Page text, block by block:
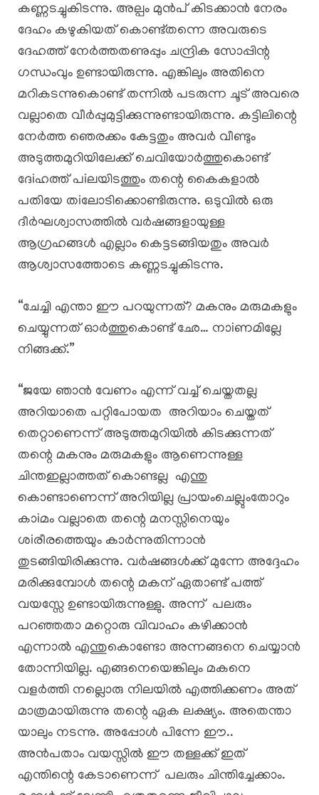
കണ്ണടച്ചുകിടന്നു. അല്പം മുൻപ് കിടക്കാൻ നേരം
ദേഹം കഴുകിയത് കൊണ്ട്തന്നെ അവരുടെ
ദേഹത്ത് നേർത്തതണുപ്പും ചന്ദ്രിക സോപ്പിന്റ
ഗന്ധംവും ഉണ്ടായിരുന്നു. എങ്കിലും അതിനെ
മറികടന്നുകൊണ്ട് തന്നിൽ പടരുന്ന ചൂട് അവരെ
വല്ലാതെ വീർപ്പുമുട്ടിക്കുന്നുണ്ടായിരുന്നു. കട്ടിലിന്റെ
നേർത്ത ഞെരക്കം കേട്ടതും അവർ വീണ്ടും
അടുത്തമുറിയിലേക്ക് ചെവിയോർത്തുകൊണ്ട്
ദേiഹത്ത് പiലയിടത്തും തന്റെ കൈകളാൽ
പതിയേ തiലോടിക്കൊണ്ടിരുന്നു. ഒടുവിൽ ഒരു
ദീർഘശ്വാസത്തിൽ വർഷങ്ങളായുള്ള
ആഗ്രഹങ്ങൾ എല്ലാം കെട്ടടങ്ങിയതും അവർ
ആശ്വാസത്തോടെ കണ്ണടച്ചുകിടന്നു.
“ചേച്ചി എന്താ ഈ പറയുന്നത്? മകനും മരുമകളും
ചെയ്യുന്നത് ഓർത്തുകൊണ്ട് ഛേ… നാiണമില്ലേ
നിങ്ങക്ക്.”
“ജയേ ഞാൻ വേണം എന്ന് വച്ച് ചെയ്തതല്ല
അറിയാതെ പറ്റിപോയത അറിയാം ചെയ്തത്
തെറ്റാണെന്ന് അടുത്തമുറിയിൽ കിടക്കുന്നത്
തന്റെ മകനും മരുമകളും ആണെന്നുള്ള
ചിന്തഇല്ലാത്തത് കൊണ്ടല്ല എന്തു
കൊണ്ടാണെന്ന് അറിയില്ല പ്രായംചെല്ലുംതോറും
കാiമം വല്ലാതെ തന്റെ മനസ്സിനെയും
ശiരീരത്തെയും കാർന്നുതിന്നാൻ
തുടങ്ങിയിരിക്കുന്നു. വർഷങ്ങൾക്ക് മുന്നേ അദ്ദേഹം
മരിക്കുമ്പോൾ തന്റെ മകന് ഏതാണ്ട് പത്ത്
വയസ്സേ ഉണ്ടായിരുന്നുള്ളു. അന്ന് പലരും
പറഞ്ഞതാ മറ്റൊരു വിവാഹം കഴിക്കാൻ
എന്നാൽ എന്തുകൊണ്ടോ അന്നങ്ങനെ ചെയ്യാൻ
തോന്നിയില്ല. എങ്ങനെയെങ്കിലും മകനെ
വളർത്തി നല്ലൊരു നിലയിൽ എത്തിക്കണം അത്
മാത്രമായിരുന്നു തന്റെ ഏക ലക്ഷ്യം. അതെന്താ
യാലും നടന്നു. അപ്പോൾ പിന്നേ ഈ..
അൻപതാം വയസ്സിൽ ഈ തള്ളക്ക് ഇത്
എന്തിന്റെ കേടാണെന്ന് പലരും ചിന്തിച്ചേക്കാം.